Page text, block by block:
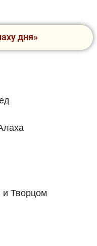
дня»
и Творцом